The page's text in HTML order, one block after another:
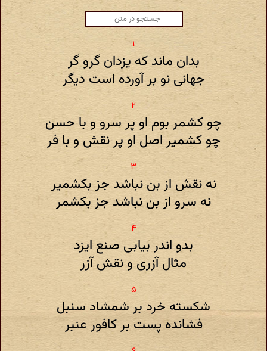
بدان ماند که یزدان گرو گر
جهانی نو بر آورده است دیگر
چو کشمر بوم او پر سرو و با حسن
چو کشمیر اصل او پر نقش و با فر
نه نقش از بن نباشد جز بکشمیر
نه سرو از بن نباشد جز بکشمر
بدو اندر بیابی صنع ایزد
مثال آزری و نقش آزر
شکسته خرد بر شمشاد سنبل
فشانده پست بر کافور عنبر